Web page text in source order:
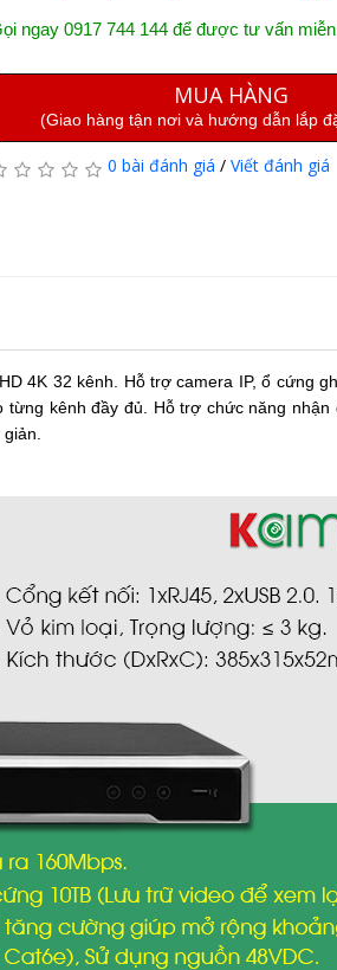
ngay 0917 744 144 để được tư vấn
MUA HÀNG
(Giao hàng tận nơi và hướng dẫn lắp
0 bài đánh giá / Viết đánh giá
4K 32 kênh. Hỗ trợ camera IP, ổ cứng
kênh đầy đủ. Hỗ trợ chức năng nhận